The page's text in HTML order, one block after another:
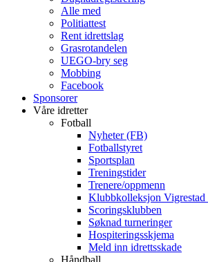
Alle med
Politiattest
Rent idrettslag
Grasrotandelen
UEGO-bry seg
Mobbing
Facebook
Sponsorer
Våre idretter
Fotball
Nyheter (FB)
Fotballstyret
Sportsplan
Treningstider
Trenere/oppmenn
Klubbkolleksjon
Scoringsklubben
Søknad turneringer
Hospiteringsskjema
Meld inn idrettsskade
Håndball